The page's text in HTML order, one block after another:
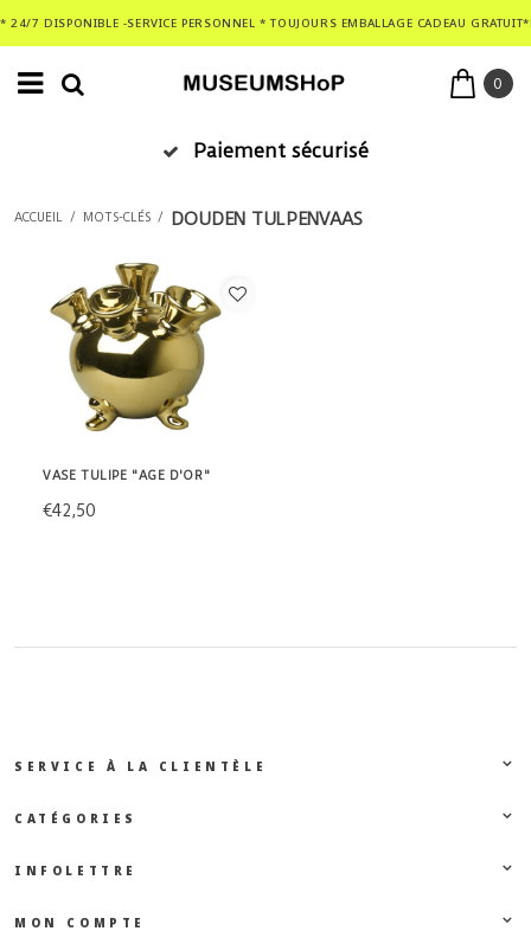
* 24/7 DISPONIBLE -SERVICE PERSONNEL * TOUJOURS EMBALLAGE CADEAU
0
Paiement sécurisé
ACCUEIL / MOTS-CLÉS / DOUDEN TULPENVAAS
VASE TULIPE "AGE D'OR"
€42,50
SERVICE À LA CLIENTÈLE
CATÉGORIES
INFOLETTRE
MON COMPTE